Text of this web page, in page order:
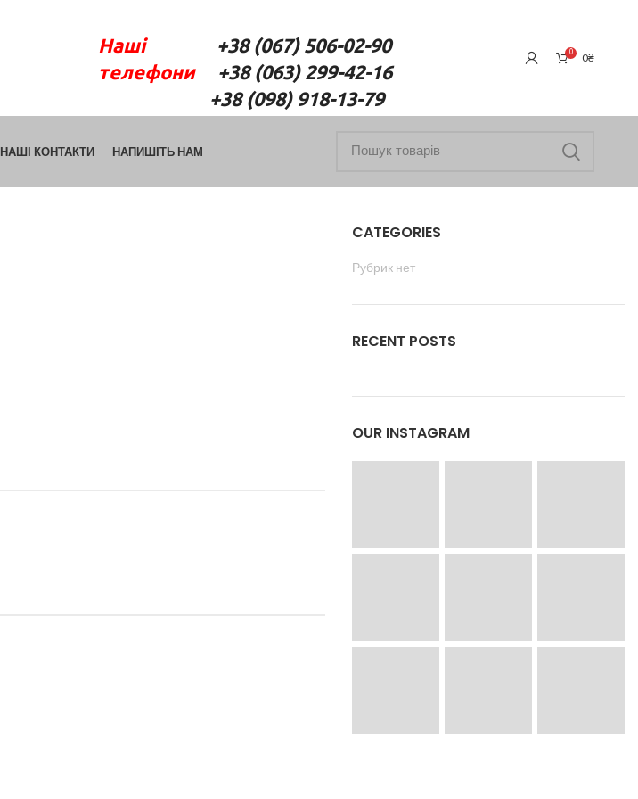
Наші+38 (067) 506-02-90
телефони+38 (063) 299-42-16
+38 (098) 918-13-79
0 0₴
НАШІ КОНТАКТИ НАПИШІТЬ НАМ
CATEGORIES
Рубрик нет
RECENT POSTS
OUR INSTAGRAM